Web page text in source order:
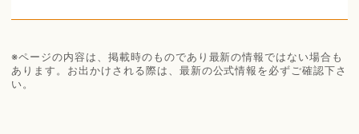
※ページの内容は、掲載時のものであり最新の情報ではない場合も
あります。お出かけされる際は、最新の公式情報を必ずご確認下さ
い。